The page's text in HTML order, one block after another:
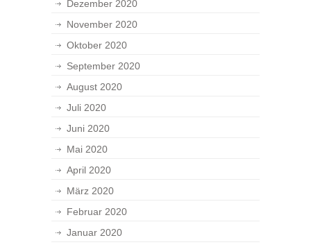
Dezember 2020
November 2020
Oktober 2020
September 2020
August 2020
Juli 2020
Juni 2020
Mai 2020
April 2020
März 2020
Februar 2020
Januar 2020